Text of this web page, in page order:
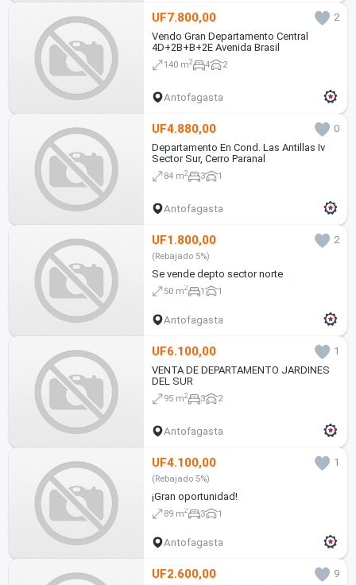
UF7.800,00
2
Vendo Gran Departamento Central
4D+2B+B+2E Avenida Brasil
140 m2 4 2
Antofagasta
UF4.880,00
0
Departamento En Cond. Las Antillas Iv
Sector Sur, Cerro Paranal
84 m2 3 1
Antofagasta
UF1.800,00 2
(Rebajado 5%)
Se vende depto sector norte
50 m2 1 1
Antofagasta
UF6.100,00
1
VENTA DE DEPARTAMENTO JARDINES
DEL SUR
95 m2 3 2
Antofagasta
UF4.100,00 1
(Rebajado 5%)
¡Gran oportunidad!
89 m2 3 1
Antofagasta
UF2.600,00
9